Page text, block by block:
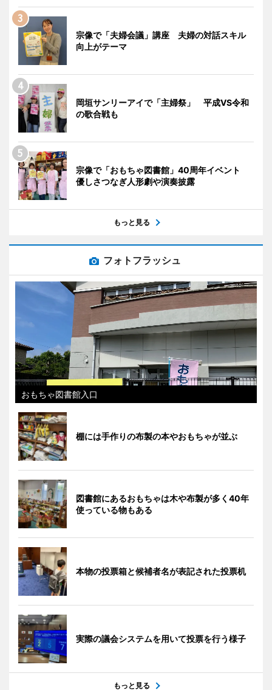
宗像で「夫婦会議」講座 夫婦の対話スキル
向上がテーマ
岡垣サンリーアイで「主婦祭」 平成VS令和
の歌合戦も
宗像で「おもちゃ図書館」40周年イベント
優しさつなぎ人形劇や演奏披露
もっと見る
フォトフラッシュ
おもちゃ図書館入口
棚には手作りの布製の本やおもちゃが並ぶ
図書館にあるおもちゃは木や布製が多く40年
使っている物もある
本物の投票箱と候補者名が表記された投票机
実際の議会システムを用いて投票を行う様子
もっと見る